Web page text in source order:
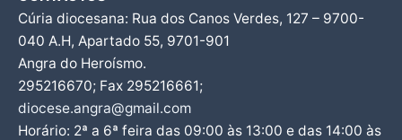
Cúria diocesana: Rua dos Canos Verdes, 127 – 9700-
040 A.H, Apartado 55, 9701-901
Angra do Heroísmo.
295216670; Fax 295216661;
diocese.angra@gmail.com
Horário: 2ª a 6ª feira das 09:00 às 13:00 e das 14:00 às